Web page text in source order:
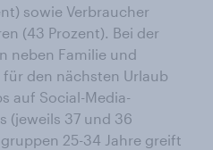
sowie Verbraucher
(43 Prozent). Bei der
neben Familie und
den nächsten Urlaub
auf Social-Media-
(jeweils 37 und 36
25-34 Jahre greift